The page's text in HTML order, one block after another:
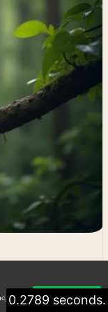
i Ochrona
0.2789 seconds.
Akceptuję